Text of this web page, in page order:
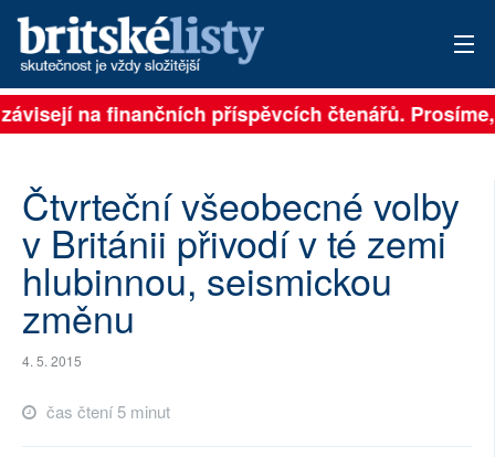
PŘIHLÁSIT
ARCHIV
ROZHOVORY
TÉMATA
NEJČTENĚJŠÍ ZA 7 DNÍ
AUTOŘI
na finančních příspěvcích čtenářů. Prosíme,
Čtvrteční všeobecné volby
v Británii přivodí v té zemi
hlubinnou, seismickou
změnu
4. 5. 2015
čas čtení 5 minut